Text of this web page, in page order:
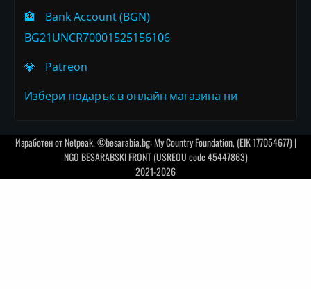
🏦
Bank Account (BGN)
BG21UNCR70001525156106
💎
Patreon
Избери подарък в онлайн магазина ни
Изработен отNetpeak. ©besarabia.bg: My Country Foundation, (EIK 177054677) |
NGO BESARABSKI FRONT (USREOU code 45447863)
2021-2026